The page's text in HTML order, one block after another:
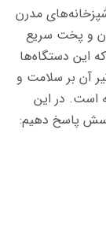
مدرن
و پخت سریع
این دستگاه‌ها
آن بر سلامت و
است. در این
پاسخ دهیم: